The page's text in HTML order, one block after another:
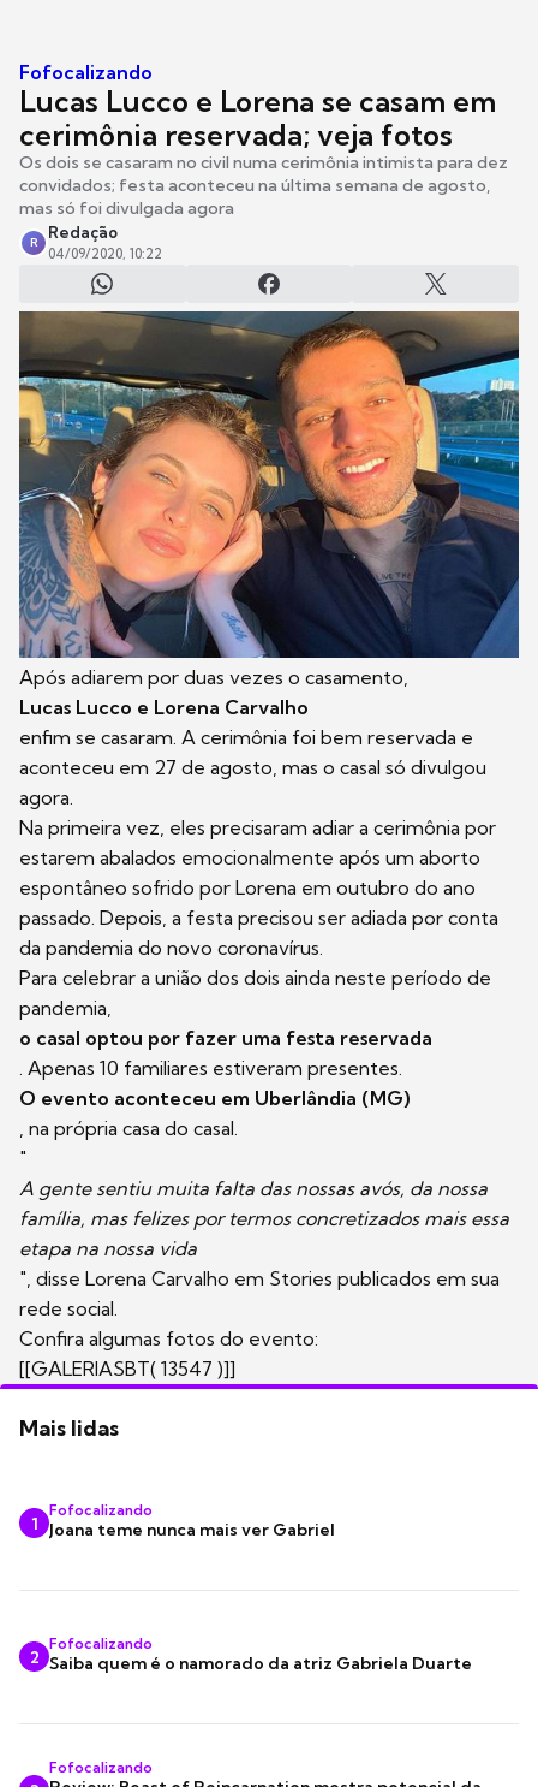
Fofocalizando
Lucas Lucco e Lorena se casam em
cerimônia reservada; veja fotos
Os dois se casaram no civil numa cerimônia intimista para dez
convidados; festa aconteceu na última semana de agosto,
mas só foi divulgada agora
R
Redação
04/09/2020, 10:22
Após adiarem por duas vezes o casamento,
Lucas Lucco e Lorena Carvalho
enfim se casaram. A cerimônia foi bem reservada e
aconteceu em 27 de agosto, mas o casal só divulgou
agora.
Na primeira vez, eles precisaram adiar a cerimônia por
estarem abalados emocionalmente após um aborto
espontâneo sofrido por Lorena em outubro do ano
passado. Depois, a festa precisou ser adiada por conta
da pandemia do novo coronavírus.
Para celebrar a união dos dois ainda neste período de
pandemia,
o casal optou por fazer uma festa reservada
. Apenas 10 familiares estiveram presentes.
O evento aconteceu em Uberlândia (MG)
, na própria casa do casal.
"
A gente sentiu muita falta das nossas avós, da nossa
família, mas felizes por termos concretizados mais essa
etapa na nossa vida
", disse Lorena Carvalho em Stories publicados em sua
rede social.
Confira algumas fotos do evento:
[[GALERIASBT( 13547 )]]
Mais lidas
1
Fofocalizando
Joana teme nunca mais ver Gabriel
2
Fofocalizando
Saiba quem é o namorado da atriz Gabriela Duarte
Fofocalizando